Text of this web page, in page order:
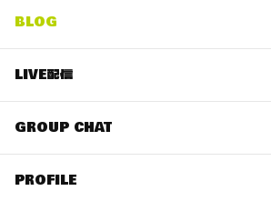
BLOG
LIVE配信
GROUP CHAT
PROFILE